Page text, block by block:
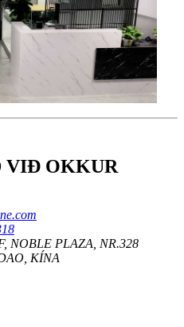
VIÐ OKKUR
NOBLE PLAZA, NR.328
KÍNA